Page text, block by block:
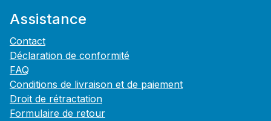
Assistance
Contact
Déclaration de conformité
FAQ
Conditions de livraison et de paiement
Droit de rétractation
Formulaire de retour